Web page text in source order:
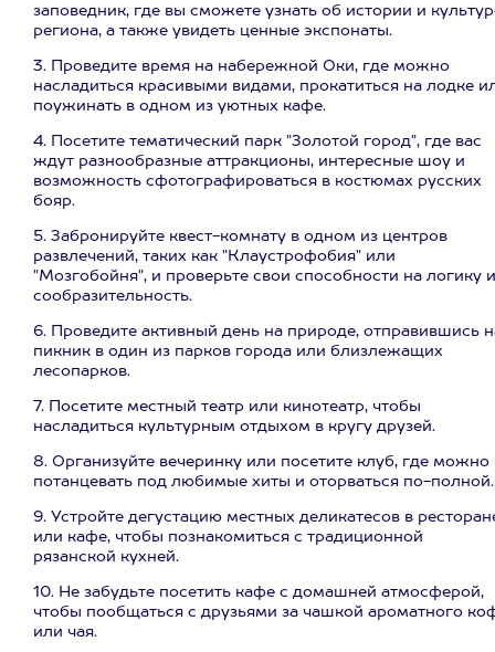
заповедник, где вы сможете узнать об истории и
региона, а также увидеть ценные экспонаты.
3. Проведите время на набережной Оки, где можно
насладиться красивыми видами, прокатиться на лодке
поужинать в одном из уютных кафе.
4. Посетите тематический парк "Золотой город", где вас
ждут разнообразные аттракционы, интересные шоу и
возможность сфотографироваться в костюмах русских
бояр.
5. Забронируйте квест-комнату в одном из центров
развлечений, таких как "Клаустрофобия" или
"Мозгобойня", и проверьте свои способности на логику и
сообразительность.
6. Проведите активный день на природе, отправившись
пикник в один из парков города или близлежащих
лесопарков.
7. Посетите местный театр или кинотеатр, чтобы
насладиться культурным отдыхом в кругу друзей.
8. Организуйте вечеринку или посетите клуб, где можно
потанцевать под любимые хиты и оторваться по-полной.
9. Устройте дегустацию местных деликатесов в
или кафе, чтобы познакомиться с традиционной
рязанской кухней.
10. Не забудьте посетить кафе с домашней атмосферой,
чтобы пообщаться с друзьями за чашкой ароматного
или чая.